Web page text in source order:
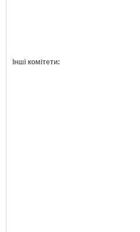
Інші комітети: